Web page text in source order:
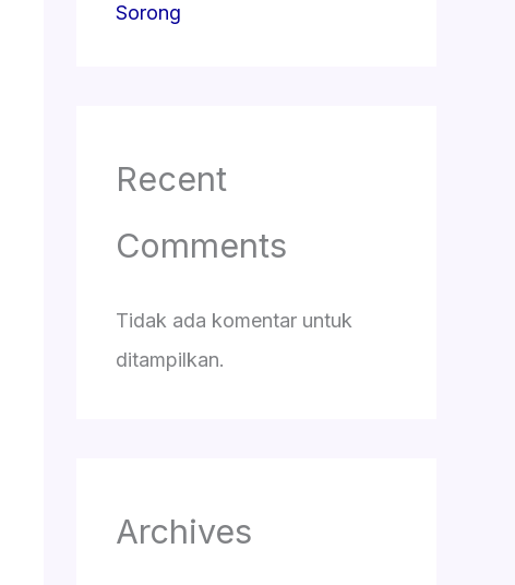
Sorong
Recent
Comments
Tidak ada komentar untuk
ditampilkan.
Archives